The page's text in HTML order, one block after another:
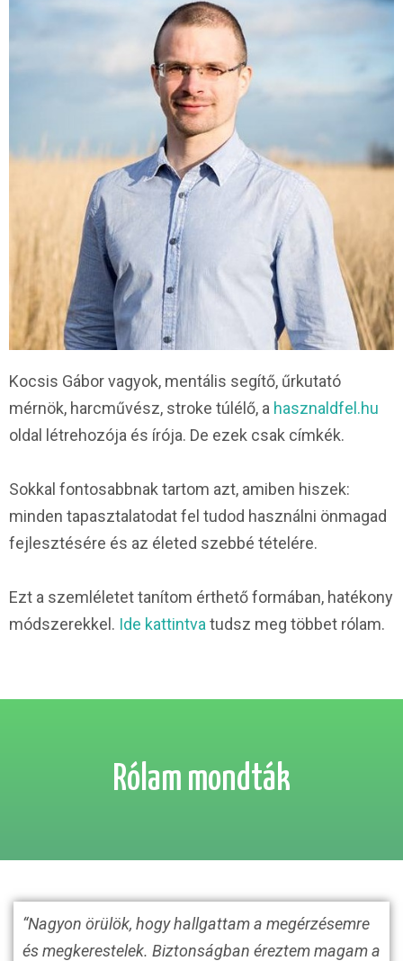
Kocsis Gábor vagyok, mentális segítő, űrkutató
mérnök, harcművész, stroke túlélő, a hasznaldfel.hu
oldal létrehozója és írója. De ezek csak címkék.
Sokkal fontosabbnak tartom azt, amiben hiszek:
minden tapasztalatodat fel tudod használni önmagad
fejlesztésére és az életed szebbé tételére.
Ezt a szemléletet tanítom érthető formában, hatékony
módszerekkel. Ide kattintva tudsz meg többet rólam.
Rólam mondták
“Nagyon örülök, hogy hallgattam a megérzésemre
és megkerestelek. Biztonságban éreztem magam a